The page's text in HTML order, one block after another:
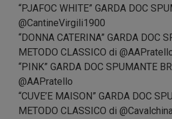
“PJAFOC WHITE” GARDA DOC
@CantineVirgili1900
“DONNA CATERINA” GARDA DOC
METODO CLASSICO di
“PINK” GARDA DOC SPUMANTE
@AAPratello
“CUVE’E MAISON” GARDA DOC
METODO CLASSICO di